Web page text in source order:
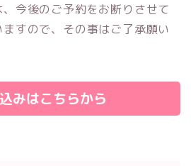
今後のご予約をお断りさせて
すので、その事はご了承願い
みはこちらから